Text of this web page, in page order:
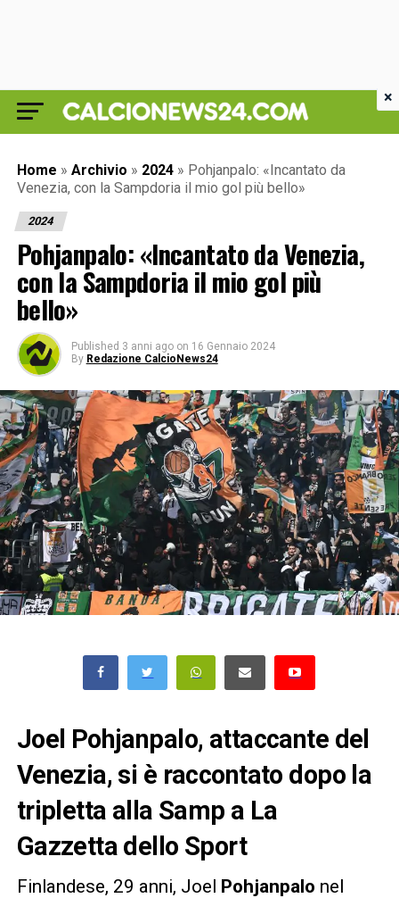
Home » Archivio » 2024 » Pohjanpalo: «Incantato da
Venezia, con la Sampdoria il mio gol più bello»
2024
Pohjanpalo: «Incantato da Venezia,
con la Sampdoria il mio gol più
bello»
Published 3 anni ago on 16 Gennaio 2024
By Redazione CalcioNews24
Joel Pohjanpalo, attaccante del
Venezia, si è raccontato dopo la
tripletta alla Samp a La
Gazzetta dello Sport
Finlandese, 29 anni, Joel Pohjanpalo nel
×